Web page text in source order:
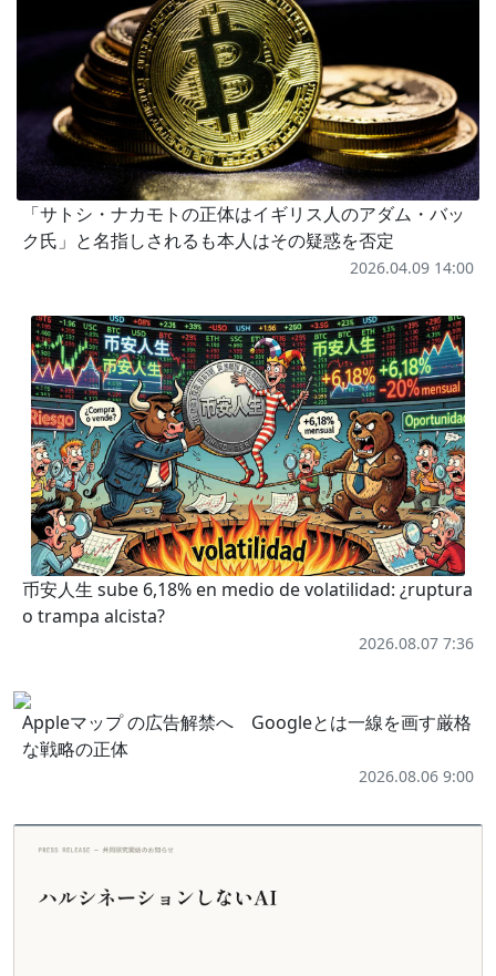
「サトシ・ナカモトの正体はイギリス人のアダム・バッ
ク氏」と名指しされるも本人はその疑惑を否定
2026.04.09 14:00
币安人生 sube 6,18% en medio de volatilidad: ¿ruptura
o trampa alcista?
2026.08.07 7:36
Appleマップ の広告解禁へ Googleとは一線を画す厳格
な戦略の正体
2026.08.06 9:00